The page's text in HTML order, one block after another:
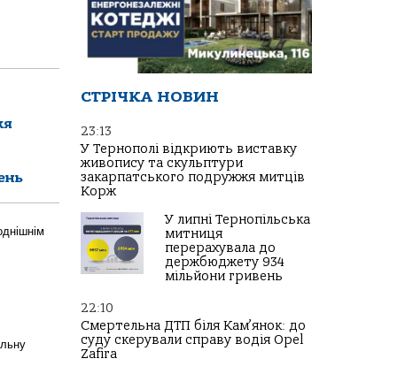
СТРІЧКА НОВИН
23:13
У Тернополі відкриють виставку
живопису та скульптури
закарпатського подружжя митців
Корж
У липні Тернопільська
митниця
перерахувала до
держбюджету 934
мільйони гривень
22:10
Смертельна ДТП біля Кам’янок: до
суду скерували справу водія Opel
Zafira